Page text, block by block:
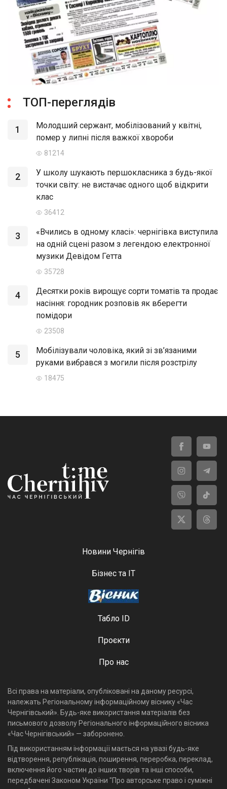
ТОП-переглядів
1
Молодший сержант, мобілізований у квітні,
помер у липні після важкої хвороби
81214
2
У школу шукають першокласника з будь-якої
точки світу: не вистачає одного щоб відкрити
клас
36412
3
«Вчились в одному класі»: чернігівка виступила
на одній сцені разом з легендою електронної
музики Девідом Гетта
35728
4
Десятки років вирощує сорти томатів та продає
насіння: городник розповів як вберегти
помідори
23508
5
Мобілізували чоловіка, який зі зв’язаними
руками вибрався з могили після розстрілу
18475
Новини Чернігів
Бізнес та ІТ
Табло ID
Проєкти
Про нас
Всі права на матеріали, опубліковані на даному ресурсі,
належать Регіональному інформаційному віснику «Час
Чернігівський». Будь-яке використання матеріалів без
письмового дозволу Регіонального інформаційного вісника
«Час Чернігівський» — заборонено.
Під використанням інформації мається на увазі будь-яке
відтворення, републікація, поширення, переробка, переклад,
включення його частин до інших творів та інші способи,
передбачені Законом України "Про авторське право і суміжні